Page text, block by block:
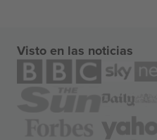
Visto en las noticias